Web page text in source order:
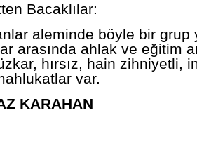
Bacaklılar:
aleminde böyle bir grup
arasında ahlak ve eğitim
hırsız, hain zihniyetli,
var.
KARAHAN